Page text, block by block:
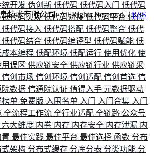
开发 伪创新 低代码 低代码入门 低代码
低代码实现低代码对接低代码平台 低代
低代码接入 低代码搭配 低代码整合 低代
低代码结合 低代码编译型 低代码赋能 低
成本编程 低配环境 低配运行 使用优化 使
误区 供应链安全 供应链行业 供应链采
信创市场 信创环境 信创适配 信创首选 信
数据 信通院认证 值得入手 元数据驱动
榜单 免费版 入围名单 入门 入门合集 入门
全流程工作流 全行业适配 全链路 公众号
六大维度 内卷 内存 内存安全 内存泄漏 内
置 最佳实践 最佳平台 最佳选择 函数 分布
式架构 分布式缓存 分库分表 分类功能 分
技术有限公司. All Rights Reserved. /RSS